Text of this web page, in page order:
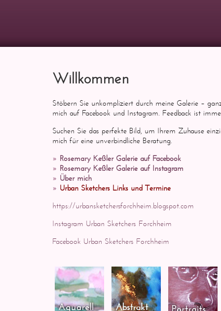
Willkommen
Stöbern Sie unkompliziert durch meine Galerie –
mich auf Facebook und Instagram. Feedback ist
Suchen Sie das perfekte Bild, um Ihrem Zuhause
mich für eine unverbindliche Beratung.
Rosemary Keßler Galerie auf Facebook
Rosemary Keßler Galerie auf Instagram
Über mich
Urban Sketchers Links und Termine
https://urbansketchersforchheim.blogspot.com
Instagram Urban Sketchers Forchheim
Facebook Urban Sketchers Forchheim